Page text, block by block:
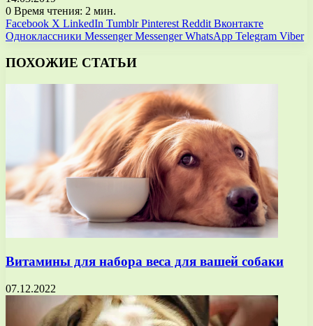
0 Время чтения: 2 мин.
Facebook X LinkedIn Tumblr Pinterest Reddit Вконтакте
Одноклассники Messenger Messenger WhatsApp Telegram Viber
ПОХОЖИЕ СТАТЬИ
Витамины для набора веса для вашей собаки
07.12.2022